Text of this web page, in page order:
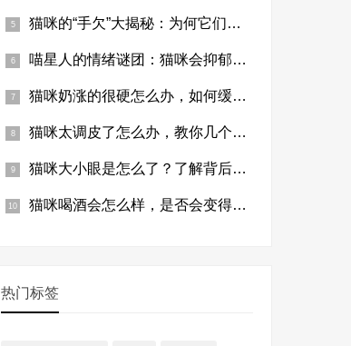
猫咪的“手欠”大揭秘：为何它们总爱挑战桌子的水杯？
喵星人的情绪谜团：猫咪会抑郁吗？
猫咪奶涨的很硬怎么办，如何缓解猫咪的不适？
猫咪太调皮了怎么办，教你几个有趣的应对策略
猫咪大小眼是怎么了？了解背后的健康问题与护理方法
猫咪喝酒会怎么样，是否会变得更调皮捣蛋？
热门标签